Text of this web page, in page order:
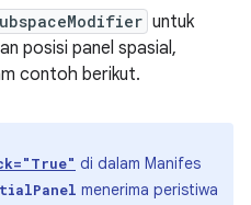
untuk
posisi panel spasial,
contoh berikut.
di dalam Manifes
menerima peristiwa